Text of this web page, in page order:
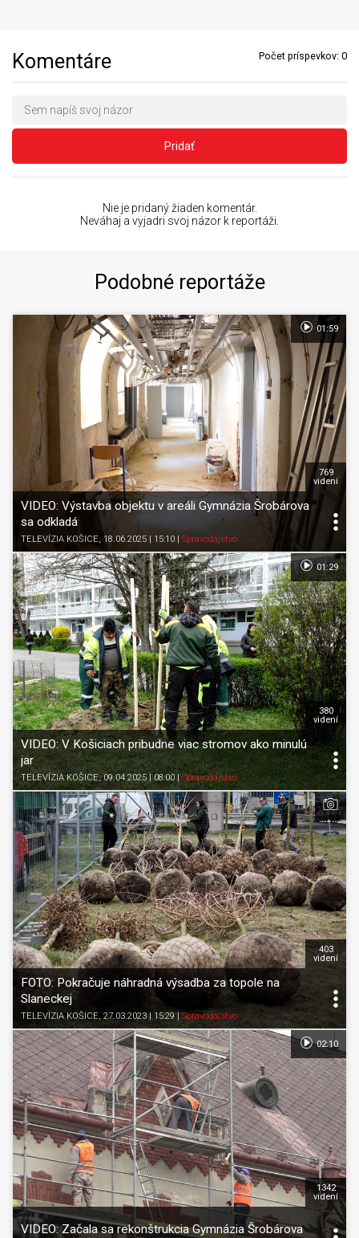
Komentáre Počet príspevkov: 0
Pridať
Nie je pridaný žiaden komentár.
Neváhaj a vyjadri svoj názor k reportáži.
Podobné reportáže
VIDEO: Výstavba objektu v areáli Gymnázia Šrobárova
sa odkladá
TELEVÍZIA KOŠICE, 18.06.2025 | 15:10 Spravodajstvo
769
videní
01:59
VIDEO: V Košiciach pribudne viac stromov ako minulú
jar
TELEVÍZIA KOŠICE, 09.04.2025 | 08:00|Spravodajstvo
380
videní
01:29
FOTO: Pokračuje náhradná výsadba za topole na
Slaneckej
TELEVÍZIA KOŠICE, 27.03.2023 | 15:29 Spravodajstvo
403
videní
VIDEO: Začala sa rekonštrukcia Gymnázia Šrobárova
1342
videní
02:10